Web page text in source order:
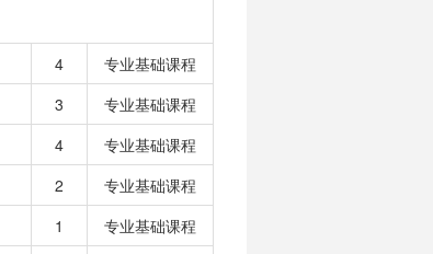
4
专业基础课程
3
专业基础课程
4
专业基础课程
2
专业基础课程
1
专业基础课程